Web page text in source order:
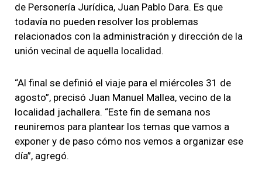
de Personería Jurídica, Juan Pablo Dara. Es que
todavía no pueden resolver los problemas
relacionados con la administración y dirección de la
unión vecinal de aquella localidad.
“Al final se definió el viaje para el miércoles 31 de
agosto”, precisó Juan Manuel Mallea, vecino de la
localidad jachallera. “Este fin de semana nos
reuniremos para plantear los temas que vamos a
exponer y de paso cómo nos vemos a organizar ese
día”, agregó.